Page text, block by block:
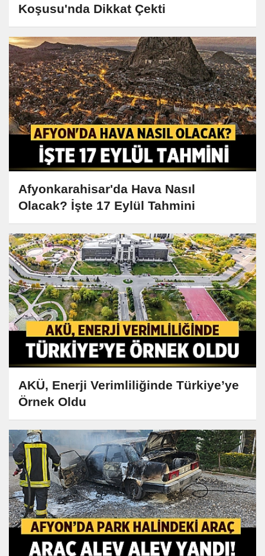
Koşusu'nda Dikkat Çekti
Afyonkarahisar'da Hava Nasıl
Olacak? İşte 17 Eylül Tahmini
AKÜ, Enerji Verimliliğinde Türkiye’ye
Örnek Oldu